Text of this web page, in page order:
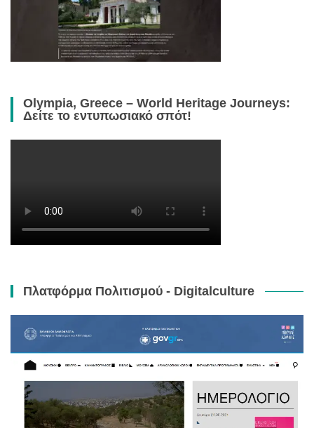
Olympia, Greece – World Heritage Journeys:
Δείτε το εντυπωσιακό σπότ!
Πλατφόρμα Πολιτισμού - Digitalculture